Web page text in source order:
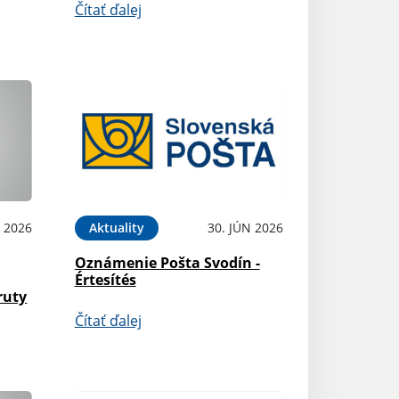
Čítať ďalej
2026 Aktuality 30. JÚN 2026
Oznámenie Pošta Svodín -
Értesítés
Čítať ďalej